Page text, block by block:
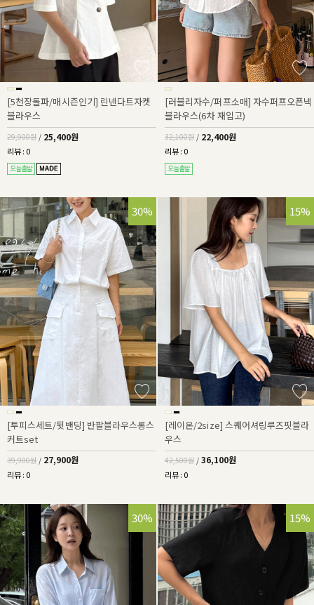
[5천장돌파/매시즌인기] 린넨다트자켓
블라우스
29,900원 / 25,400원
리뷰 : 0
[러블리자수/퍼프소매] 자수퍼프오픈넥
블라우스(6차 재입고)
32,100원 / 22,400원
리뷰 : 0
30%
[투피스세트/뒷밴딩] 반팔블라우스롱스
커트set
39,900원 / 27,900원
리뷰 : 0
15%
[레이온/2size] 스퀘어셔링루즈핏블라
우스
42,500원 / 36,100원
리뷰 : 0
30% 15%